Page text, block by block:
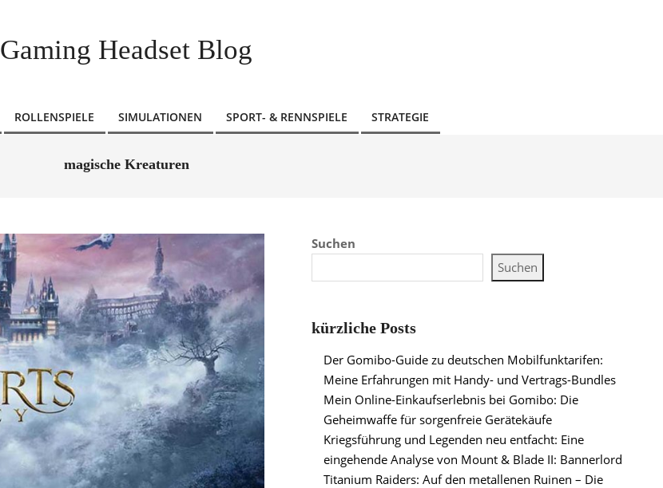
Gaming Headset Blog
ROLLENSPIELE SIMULATIONEN SPORT- & RENNSPIELE STRATEGIE
magische Kreaturen
Suchen
Suchen
kürzliche Posts
Der Gomibo-Guide zu deutschen Mobilfunktarifen:
Meine Erfahrungen mit Handy- und Vertrags-Bundles
Mein Online-Einkaufserlebnis bei Gomibo: Die
Geheimwaffe für sorgenfreie Gerätekäufe
Kriegsführung und Legenden neu entfacht: Eine
eingehende Analyse von Mount & Blade II: Bannerlord
Titanium Raiders: Auf den metallenen Ruinen – Die